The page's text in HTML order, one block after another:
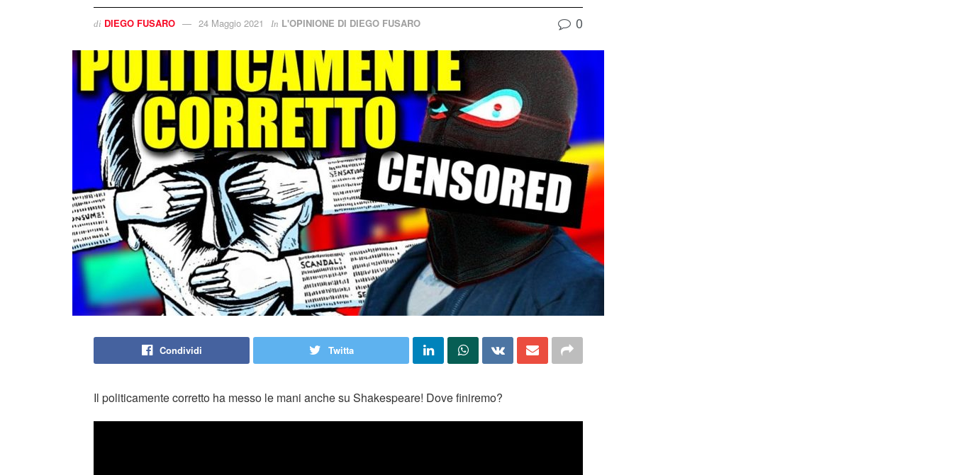
di DIEGO FUSARO 24 Maggio 2021 In L'OPINIONE DI DIEGO FUSARO 0
Condividi Twitta
Il politicamente corretto ha messo le mani anche su Shakespeare! Dove finiremo?